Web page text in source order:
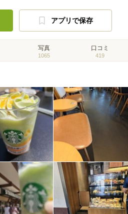
アプリで保存
写真
1065
口コミ
419